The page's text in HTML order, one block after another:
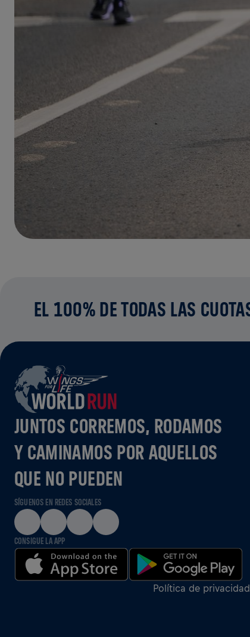
EL 100% DE TODAS LAS
JUNTOS CORREMOS, RODAMOS
Y CAMINAMOS POR AQUELLOS
QUE NO PUEDEN
SÍGUENOS EN REDES SOCIALES
CONSIGUE LA APP
Política de privacidad